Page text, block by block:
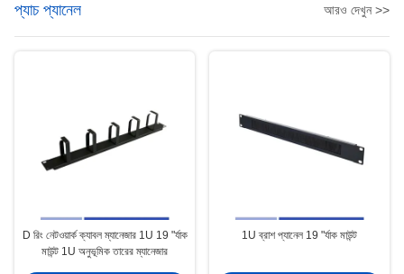
প্যাচ প্যানেল আরও দেখুন >>
D রিং নেটওয়ার্ক ক্যাবল ম্যানেজার 1U 19 "র্যাক
মাউন্ট 1U অনুভূমিক তারের ম্যানেজার
1U ব্রাশ প্যানেল 19 "র্যাক মাউন্ট